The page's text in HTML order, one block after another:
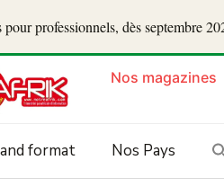
professionnels, dès septembre
Nos magazines
format Nos Pays